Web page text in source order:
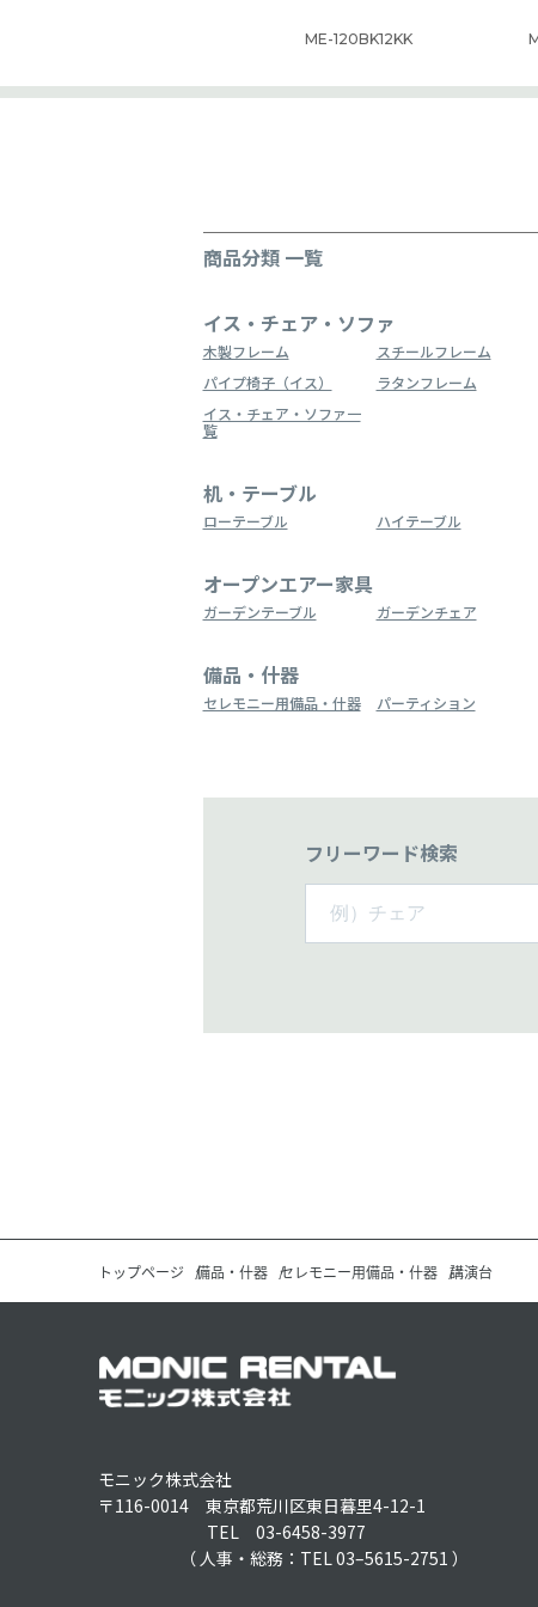
ME-120BK12KK
商品分類 一覧
イス・チェア・ソファ
木製フレーム スチールフレーム
パイプ椅子（イス）
ラタンフレーム
イス・チェア・ソファ一
覧
机・テーブル
ローテーブル ハイテーブル
オープンエアー家具
ガーデンテーブル ガーデンチェア
備品・什器
セレモニー用備品・什器 パーティション
フリーワード検索
トップページ 備品・什器 セレモニー用備品・什器 講演台
モニック株式会社
〒116-0014 東京都荒川区東日暮里4-12-1
TEL 03-6458-3977
（ 人事・総務：TEL 03–5615-2751 ）